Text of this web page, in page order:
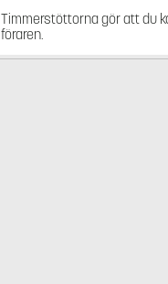
Timmerstöttorna gör att du
föraren.